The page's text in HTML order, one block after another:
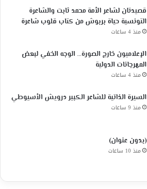
قصيدتان لشاعر الأمة محمد ثابت والشاعرة
التونسية حياة بربوش من كتاب قلوب شاعرة
منذ 4 ساعات
الإعلاميون خارج الصورة… الوجه الخفي لبعض
المهرجانات الدولية
منذ 4 ساعات
السيرة الذاتية للشاعر الكبير درويش الأسيوطي
منذ 9 ساعات
(بدون عنوان)
منذ 10 ساعات